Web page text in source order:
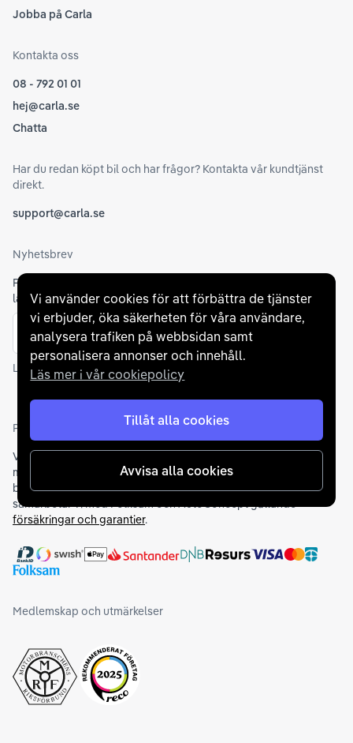
Vi använder cookies för att förbättra de tjänster
vi erbjuder, öka säkerheten för våra användare,
analysera trafiken på webbsidan samt
personalisera annonser och innehåll.
Läs mer i vår cookiepolicy
Tillåt alla cookies
Avvisa alla cookies
Jobba på Carla
Kontakta oss
08 - 792 01 01
hej@carla.se
Chatta
Har du redan köpt bil och har frågor? Kontakta vår kundtjänst
direkt.
support@carla.se
Nyhetsbrev
Få nyheter, tips och erbjudanden om elbilar och
laddhybrider direkt till din inkorg.
E-postadress
Läs mer om hur Carla hanterar dina personuppgifter
Partners och betallösningar
Vi samarbetar med
möjliga finansieringslösning och stödjer en rad olika
betalningsmetoder. För att du ska känna dig trygg vid ditt köp
samarbetar vi med Folksam och AutoConcept gällande
försäkringar och garantier.
Medlemskap och utmärkelser